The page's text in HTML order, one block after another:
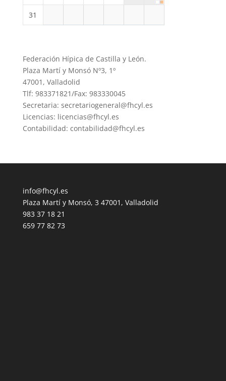
31
Federación Hípica de Castilla y León.
Plaza Martí y Monsó Nº3, 1º
47001, Valladolid
Tlf: 983371821/Fax: 983330045
Secretaria: secretariogeneral@fhcyl.es
Licencias: licencias@fhcyl.es
Contabilidad: contabilidad@fhcyl.es
info@fhcyl.es
Plaza Martí y Monsó, 3 47001, Valladolid
983 37 18 21
659 77 82 73